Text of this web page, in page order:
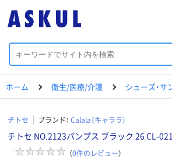
ホーム 衛生/医療/介護 シューズ・サ
チトセ ブランド： Calala（キャララ）
チトセ NO.2123パンプス ブラック 26 CL-
（0件のレビュー）